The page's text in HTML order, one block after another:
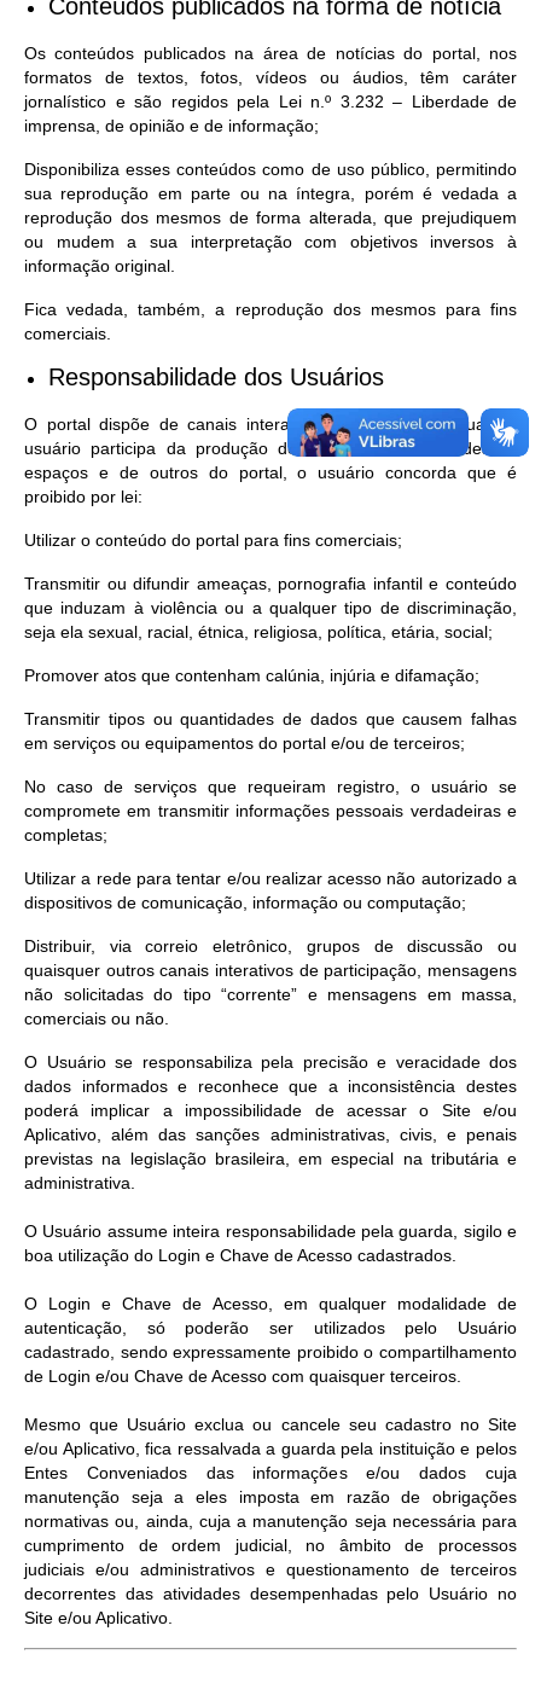
Conteúdos publicados na forma de notícia
Os conteúdos publicados na área de notícias do portal, nos
formatos de textos, fotos, vídeos ou áudios, têm caráter
jornalístico e são regidos pela Lei n.º 3.232 – Liberdade de
imprensa, de opinião e de informação;
Disponibiliza esses conteúdos como de uso público, permitindo
sua reprodução em parte ou na íntegra, porém é vedada a
reprodução dos mesmos de forma alterada, que prejudiquem
ou mudem a sua interpretação com objetivos inversos à
informação original.
Fica vedada, também, a reprodução dos mesmos para fins
comerciais.
Responsabilidade dos Usuários
O portal dispõe de canais interativos, por meio dos quais o
usuário participa da produção de conteúdo. No uso desses
espaços e de outros do portal, o usuário concorda que é
proibido por lei:
Utilizar o conteúdo do portal para fins comerciais;
Transmitir ou difundir ameaças, pornografia infantil e conteúdo
que induzam à violência ou a qualquer tipo de discriminação,
seja ela sexual, racial, étnica, religiosa, política, etária, social;
Promover atos que contenham calúnia, injúria e difamação;
Transmitir tipos ou quantidades de dados que causem falhas
em serviços ou equipamentos do portal e/ou de terceiros;
No caso de serviços que requeiram registro, o usuário se
compromete em transmitir informações pessoais verdadeiras e
completas;
Utilizar a rede para tentar e/ou realizar acesso não autorizado a
dispositivos de comunicação, informação ou computação;
Distribuir, via correio eletrônico, grupos de discussão ou
quaisquer outros canais interativos de participação, mensagens
não solicitadas do tipo “corrente” e mensagens em massa,
comerciais ou não.
O Usuário se responsabiliza pela precisão e veracidade dos
dados informados e reconhece que a inconsistência destes
poderá implicar a impossibilidade de acessar o Site e/ou
Aplicativo, além das sanções administrativas, civis, e penais
previstas na legislação brasileira, em especial na tributária e
administrativa.
O Usuário assume inteira responsabilidade pela guarda, sigilo e
boa utilização do Login e Chave de Acesso cadastrados.
O Login e Chave de Acesso, em qualquer modalidade de
autenticação, só poderão ser utilizados pelo Usuário
cadastrado, sendo expressamente proibido o compartilhamento
de Login e/ou Chave de Acesso com quaisquer terceiros.
Mesmo que Usuário exclua ou cancele seu cadastro no Site
e/ou Aplicativo, fica ressalvada a guarda pela instituição e pelos
Entes Conveniados das informações e/ou dados cuja
manutenção seja a eles imposta em razão de obrigações
normativas ou, ainda, cuja a manutenção seja necessária para
cumprimento de ordem judicial, no âmbito de processos
judiciais e/ou administrativos e questionamento de terceiros
decorrentes das atividades desempenhadas pelo Usuário no
Site e/ou Aplicativo.